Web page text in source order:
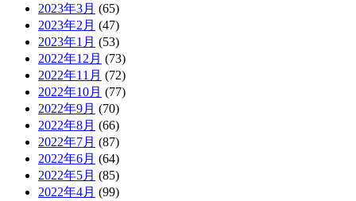
2023年3月 (65)
2023年2月 (47)
2023年1月 (53)
2022年12月 (73)
2022年11月 (72)
2022年10月 (77)
2022年9月 (70)
2022年8月 (66)
2022年7月 (87)
2022年6月 (64)
2022年5月 (85)
2022年4月 (99)